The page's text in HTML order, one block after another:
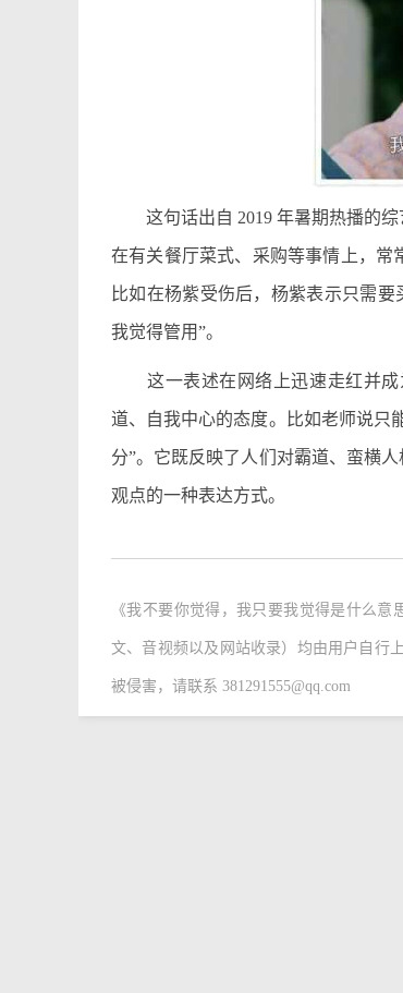
这句话出自 2019 年暑期热播的综
在有关餐厅菜式、采购等事情上，常
比如在杨紫受伤后，杨紫表示只需
我觉得管用”。
这一表述在网络上迅速走红并成
道、自我中心的态度。比如老师说只
分”。它既反映了人们对霸道、蛮横
观点的一种表达方式。
《我不要你觉得，我只要我觉得是什么意
文、音视频以及网站收录）均由用户自行
被侵害，请联系 381291555@qq.com